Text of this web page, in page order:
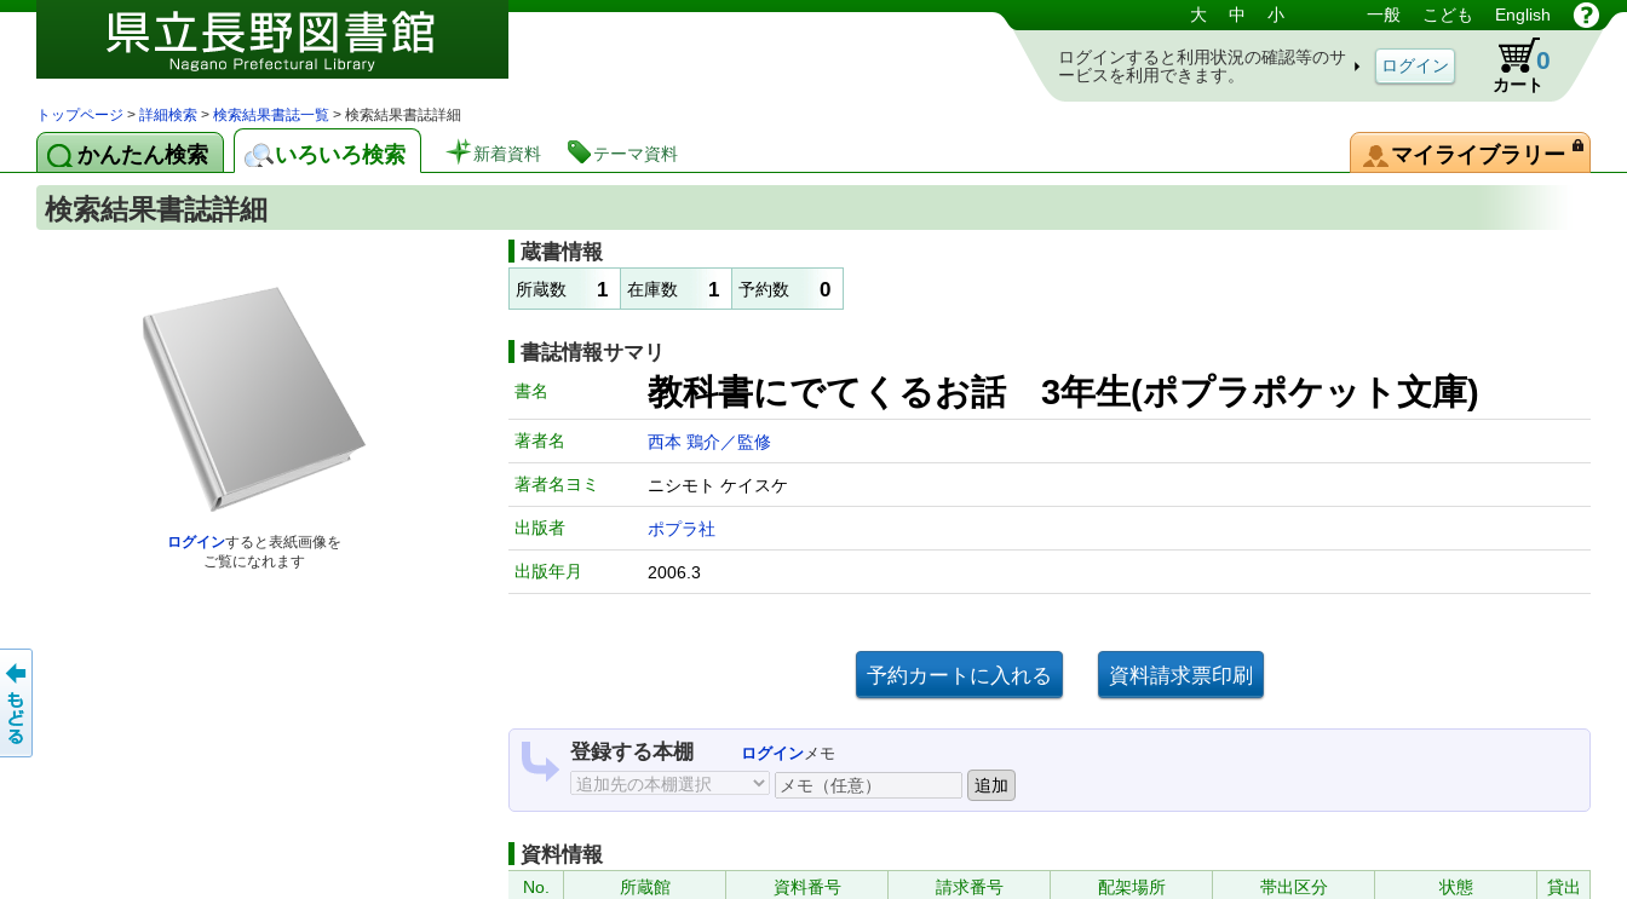
図書館 蔵書検索・予約システム 大 中 小 一般 こども English
ログインすると利用状況の確認等のサ
ービスを利用できます。
カート
0
トップページ > 詳細検索 > 検索結果書誌一覧 > 検索結果書誌詳細
かんたん検索 いろいろ検索 新着資料 テーマ資料 マイライブラリー
検索結果書誌詳細
ログインすると表紙画像を
ご覧になれます
蔵書情報
所蔵数 1 在庫数 1 予約数 0
書誌情報サマリ
書名 教科書にでてくるお話 3年生(ポプラポケット文庫)
著者名 西本 鶏介／監修
著者名ヨミ ニシモト ケイスケ
出版者 ポプラ社
出版年月 2006.3
登録する本棚 ログインメモ
資料情報
No. 所蔵館 資料番号 請求番号 配架場所 帯出区分 状態
貸出